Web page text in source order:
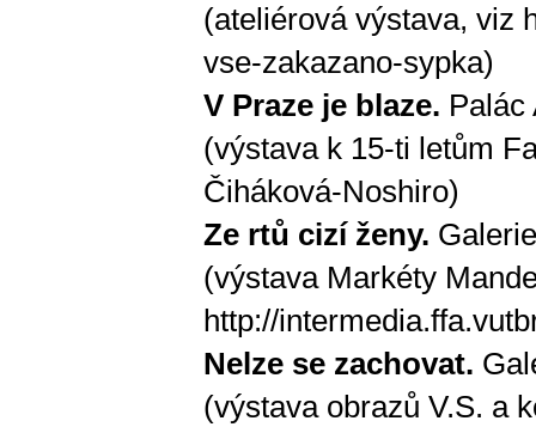
(ateliérová výstava, viz
vse-zakazano-sypka)
V Praze je blaze. Palác
(výstava k 15-ti letům
Čiháková-Noshiro)
Ze rtů cizí ženy.
(výstava Markéty
http://
Nelze se zachovat.
(výstava obrazů V.S. a